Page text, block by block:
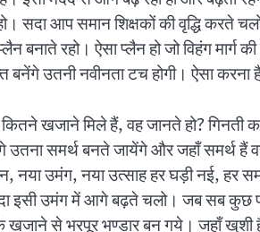
सदा आप समान शिक्षकों की वृद्धि
रहो। ऐसा प्लैन हो जो विहंग
बनेंगे उतनी नवीनता टच होगी। ऐसा
खजाने मिले हैं, वह जानते हो?
समर्थ बनते जायेंगे और जहाँ समर्थ हैं
नया उमंग, नया उत्साह हर घड़ी नई,
इसी उमंग में आगे बढ़ते चलो। जब सब
से भरपूर भण्डार बन गये। जहाँ खुशी